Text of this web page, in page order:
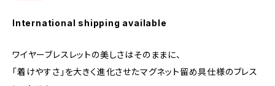
International shipping available
ワイヤーブレスレットの美しさはそのままに、
「着けやすさ」を大きく進化させたマグネット留め具仕様のブレス